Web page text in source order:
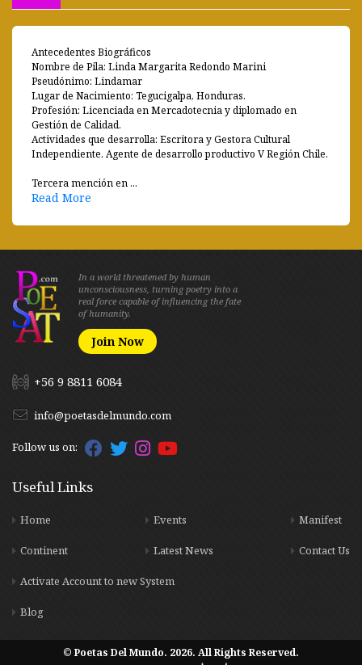
Antecedentes Biográficos
Nombre de Pila: Linda Margarita Redondo Marini
Pseudónimo: Lindamar
Lugar de Nacimiento: Tegucigalpa, Honduras.
Profesión: Licenciada en Mercadotecnia y diplomado en
Gestión de Calidad.
Actividades que desarrolla: Escritora y Gestora Cultural
Independiente. Agente de desarrollo productivo V Región Chile.
Tercera mención en ...
Read More
In a world threatened by human
unconsciousness, turning poetry into a
real force capable of influencing the fate
of humanity.
Join Now
+56 9 8811 6084
info@poetasdelmundo.com
Follow us on:
Useful Links
Home
Continent
Events
Latest News
Manifest
Contact Us
Activate Account to new System
Blog
© Poetas Del Mundo. 2026. All Rights Reserved.